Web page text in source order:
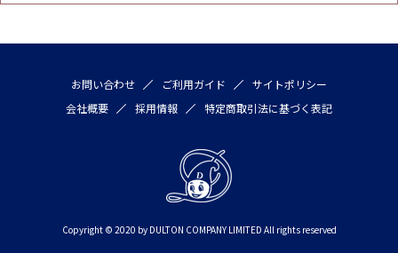
お問い合わせ ご利用ガイド
サイトポリシー
会社概要
採用情報 特定商取引法に基づく表記
Copyright © 2020 by DULTON COMPANY LIMITED All rights reserved